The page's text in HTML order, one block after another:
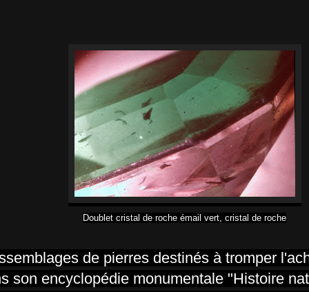
Doublet cristal de roche émail vert, cristal de roche
de pierres destinés à tromper
son encyclopédie monumentale "Histoire